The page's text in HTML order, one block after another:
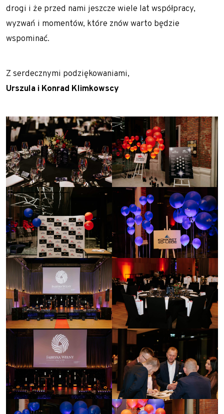
drogi i że przed nami jeszcze wiele lat współpracy,
wyzwań i momentów, które znów warto będzie
wspominać.
Z serdecznymi podziękowaniami,
Urszula i Konrad Klimkowscy